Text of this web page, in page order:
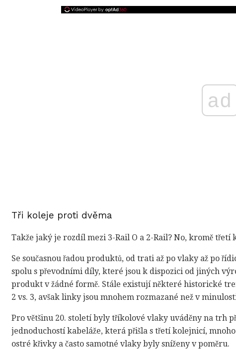
ad
Tři koleje proti dvěma
Takže jaký je rozdíl mezi 3-Rail O a 2-Rail? No, kromě třetí
Se současnou řadou produktů, od trati až po vlaky až po
spolu s převodními díly, které jsou k dispozici od jiných
produkt v žádné formě. Stále existují některé historické
2 vs. 3, avšak linky jsou mnohem rozmazané než v
Pro většinu 20. století byly tříkolové vlaky uváděny na trh
jednoduchostí kabeláže, která přišla s třetí kolejnicí,
ostré křivky a často samotné vlaky byly sníženy v poměru.